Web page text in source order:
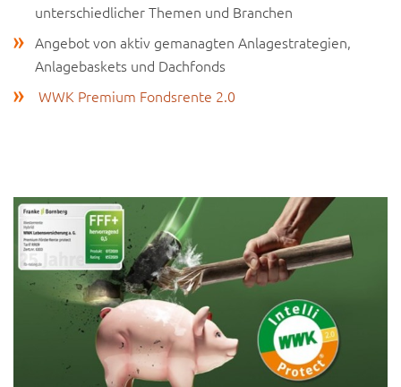
unterschiedlicher Themen und Branchen
Angebot von aktiv gemanagten Anlagestrategien,
Anlagebaskets und Dachfonds
WWK Premium Fondsrente 2.0